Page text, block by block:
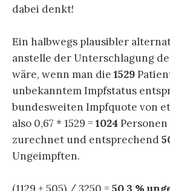
dabei denkt!
Ein halbwegs plausibler
anstelle der Unterschlagung
wäre, wenn man die 1529
unbekanntem Impfstatus
bundesweiten Impfquote von
also 0,67 * 1529 =1024
zurechnet und entsprechend
Ungeimpften.